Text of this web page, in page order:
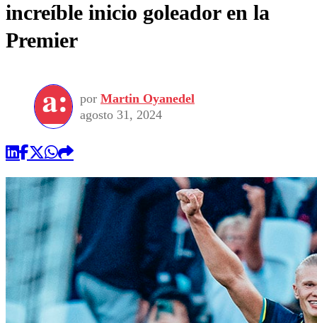
increíble inicio goleador en la
Premier
por Martin Oyanedel
agosto 31, 2024